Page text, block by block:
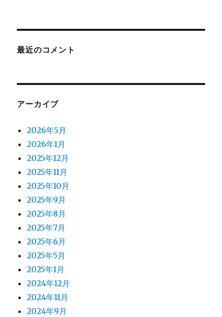
最近のコメント
アーカイブ
2026年5月
2026年1月
2025年12月
2025年11月
2025年10月
2025年9月
2025年8月
2025年7月
2025年6月
2025年5月
2025年1月
2024年12月
2024年11月
2024年9月